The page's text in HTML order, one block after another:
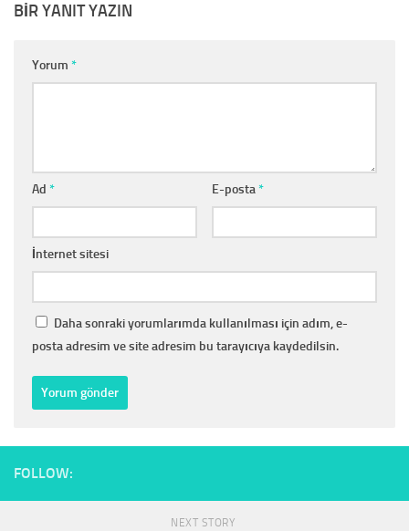
BIR YANIT YAZIN
Yorum *
Ad * E-posta*
İnternet sitesi
Daha sonraki yorumlarımda kullanılması için adım, e-
posta adresim ve site adresim bu tarayıcıya kaydedilsin.
FOLLOW:
NEXT STORY